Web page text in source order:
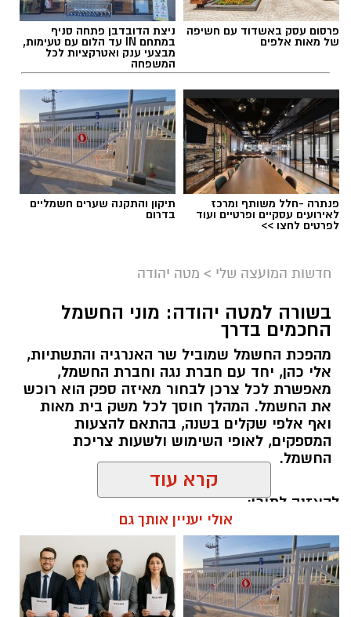
פרסום עסק באשדוד עם חשיפה
של מאות אלפים
ניצת הדובדבן פתחה סניף
במתחם IN עד הלום עם טעימות,
מבצעי ענק ואטרקציות לכל
המשפחה
פנתרה -חלל משותף ומרכז
לאירועים עסקיים ופרטיים ועוד
לפרטים לחצו >>
תיקון והתקנה שערים חשמליים
בדרום
חדשות המועצה שלי > מטה יהודה
בשורה למטה יהודה: מוני החשמל
החכמים בדרך
מהפכת החשמל שמוביל שר האנרגיה והתשתיות,
אלי כהן, יחד עם חברת נגה וחברת החשמל,
מאפשרת לכל צרכן לבחור מאיזה ספק הוא רוכש
את החשמל. המהלך חוסך לכל משק בית מאות
ואף אלפי שקלים בשנה, בהתאם להצעות
המספקים, לאופי השימוש ולשעות צריכת
החשמל.
להאזנה לתוכן:
אלדה נתנאל / 18:18 05.08.26
קרא עוד
אולי יעניין אותך גם